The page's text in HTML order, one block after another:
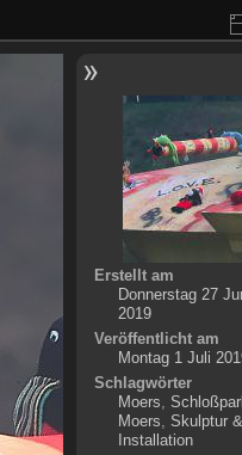
Erstellt am
Donnerstag 27
2019
Veröffentlicht am
Montag 1 Juli
Schlagwörter
Moers,
Moers, Skulptur &
Installation